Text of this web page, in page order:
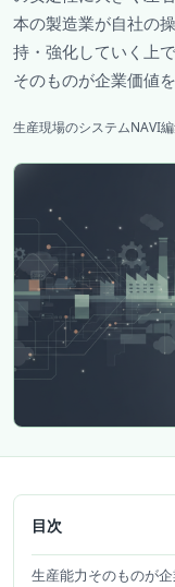
本の製造業が自社の
持・強化していく上
そのものが企業価値
生産現場のシステムNAVI
目次
生産能力そのものが